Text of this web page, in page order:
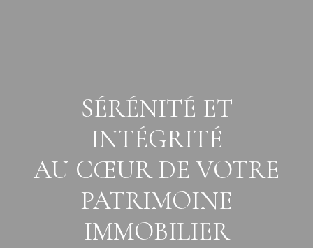
SÉRÉNITÉ ET
INTÉGRITÉ
AU CŒUR DE VOTRE
PATRIMOINE
IMMOBILIER